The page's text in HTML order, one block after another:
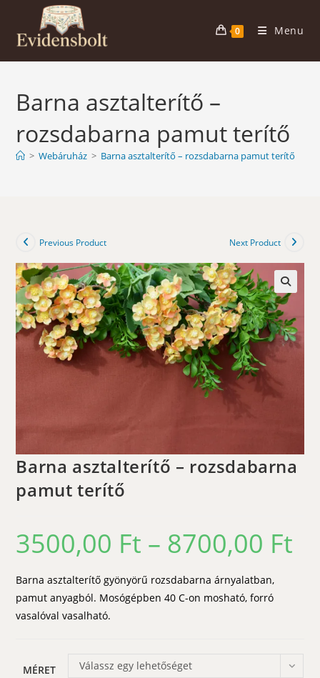
content
0 Menu
Barna asztalterítő –
rozsdabarna pamut terítő
> Webáruház > Barna asztalterítő – rozsdabarna pamut terítő
Previous Product Next Product
🔍
Barna asztalterítő – rozsdabarna
pamut terítő
3500,00 Ft – 8700,00 Ft
Barna asztalterítő gyönyörű rozsdabarna árnyalatban,
pamut anyagból. Mosógépben 40 C-on mosható, forró
vasalóval vasalható.
MÉRET Válassz egy lehetőséget